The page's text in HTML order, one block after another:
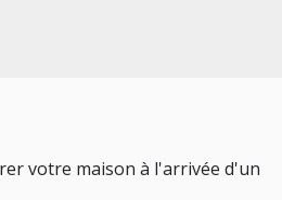
votre maison à l'arrivée d'un